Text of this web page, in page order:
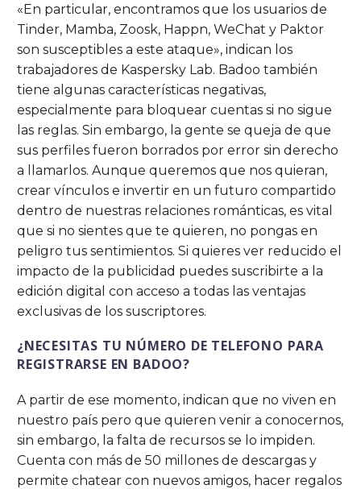
«En particular, encontramos que los usuarios de
Tinder, Mamba, Zoosk, Happn, WeChat y Paktor
son susceptibles a este ataque», indican los
trabajadores de Kaspersky Lab. Badoo también
tiene algunas características negativas,
especialmente para bloquear cuentas si no sigue
las reglas. Sin embargo, la gente se queja de que
sus perfiles fueron borrados por error sin derecho
a llamarlos. Aunque queremos que nos quieran,
crear vínculos e invertir en un futuro compartido
dentro de nuestras relaciones románticas, es vital
que si no sientes que te quieren, no pongas en
peligro tus sentimientos. Si quieres ver reducido el
impacto de la publicidad puedes suscribirte a la
edición digital con acceso a todas las ventajas
exclusivas de los suscriptores.
¿NECESITAS TU NÚMERO DE TELEFONO PARA
REGISTRARSE EN BADOO?
A partir de ese momento, indican que no viven en
nuestro país pero que quieren venir a conocernos,
sin embargo, la falta de recursos se lo impiden.
Cuenta con más de 50 millones de descargas y
permite chatear con nuevos amigos, hacer regalos